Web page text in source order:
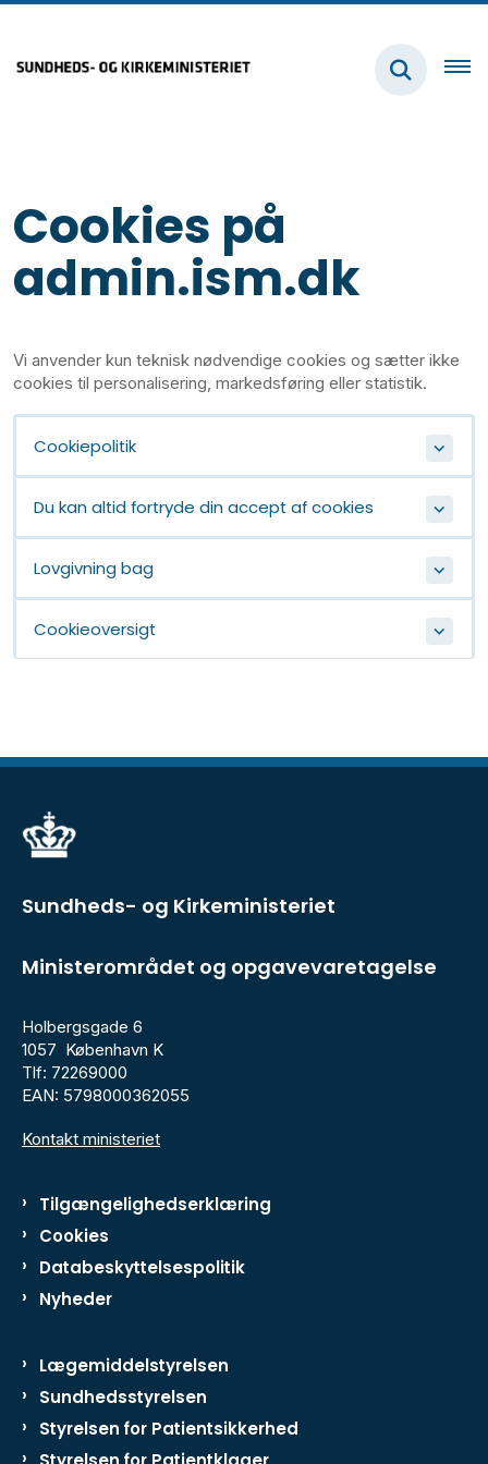
Cookies på
admin.ism.dk
Vi anvender kun teknisk nødvendige cookies og sætter ikke
cookies til personalisering, markedsføring eller statistik.
Cookiepolitik
Du kan altid fortryde din accept af cookies
Lovgivning bag
Cookieoversigt
Sundheds- og Kirkeministeriet
Ministerområdet og opgavevaretagelse
Holbergsgade 6
1057 København K
Tlf: 72269000
EAN: 5798000362055
Kontakt ministeriet
Tilgængelighedserklæring
Cookies
Databeskyttelsespolitik
Nyheder
Lægemiddelstyrelsen
Sundhedsstyrelsen
Styrelsen for Patientsikkerhed